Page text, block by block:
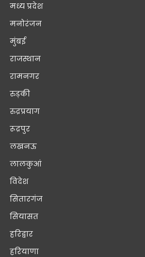
मध्य प्रदेश
मनोरंजन
मुंबई
राजस्थान
रामनगर
रुड़की
रुद्रप्रयाग
रूद्रपुर
लखनऊ
लालकुआं
विदेश
सितारगंज
सियासत
हरिद्वार
हरियाणा